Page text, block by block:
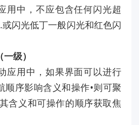
中，不应包含任何闪光超
闪光低丁一般闪光和红色闪
级）
用中，如果界面可以进行
顺序影响含义和操作•则可聚
含义和可操作的顺序获取焦